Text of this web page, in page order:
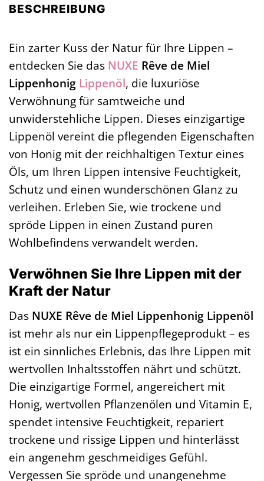
BESCHREIBUNG
Ein zarter Kuss der Natur für Ihre Lippen –
entdecken Sie das NUXE Rêve de Miel
Lippenhonig Lippenöl, die luxuriöse
Verwöhnung für samtweiche und
unwiderstehliche Lippen. Dieses einzigartige
Lippenöl vereint die pflegenden Eigenschaften
von Honig mit der reichhaltigen Textur eines
Öls, um Ihren Lippen intensive Feuchtigkeit,
Schutz und einen wunderschönen Glanz zu
verleihen. Erleben Sie, wie trockene und
spröde Lippen in einen Zustand puren
Wohlbefindens verwandelt werden.
Verwöhnen Sie Ihre Lippen mit der
Kraft der Natur
Das NUXE Rêve de Miel Lippenhonig Lippenöl
ist mehr als nur ein Lippenpflegeprodukt – es
ist ein sinnliches Erlebnis, das Ihre Lippen mit
wertvollen Inhaltsstoffen nährt und schützt.
Die einzigartige Formel, angereichert mit
Honig, wertvollen Pflanzenölen und Vitamin E,
spendet intensive Feuchtigkeit, repariert
trockene und rissige Lippen und hinterlässt
ein angenehm geschmeidiges Gefühl.
Vergessen Sie spröde und unangenehme